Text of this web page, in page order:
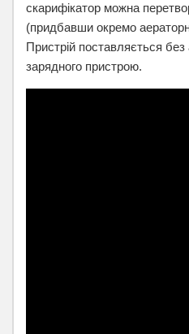
скарифікатор можна
(придбавши окремо
Пристрій поставляється
зарядного пристрою.